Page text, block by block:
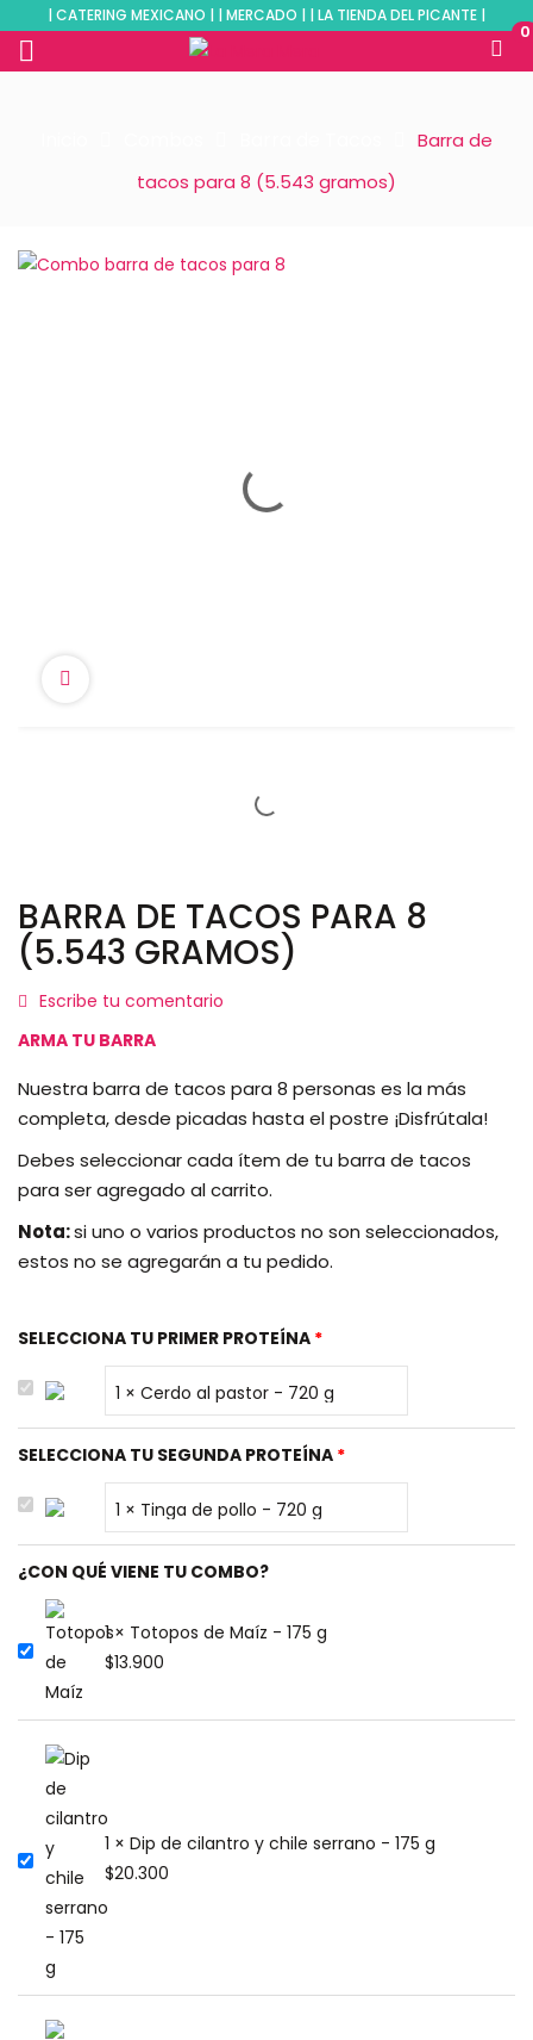
| CATERING MEXICANO | | MERCADO | | LA TIENDA DEL PICANTE |
0
Barra de
tacos para 8 (5.543 gramos)
BARRA DE TACOS PARA 8
(5.543 GRAMOS)
Escribe tu comentario
ARMA TU BARRA
Nuestra barra de tacos para 8 personas es la más
completa, desde picadas hasta el postre ¡Disfrútala!
Debes seleccionar cada ítem de tu barra de tacos
para ser agregado al carrito.
Nota:si uno o varios productos no son seleccionados,
estos no se agregarán a tu pedido.
SELECCIONA TU PRIMER PROTEÍNA
SELECCIONA TU SEGUNDA PROTEÍNA
¿CON QUÉ VIENE TU COMBO?
1 × Totopos de Maíz - 175 g
$13.900
1 × Dip de cilantro y chile serrano - 175 g
$20.300